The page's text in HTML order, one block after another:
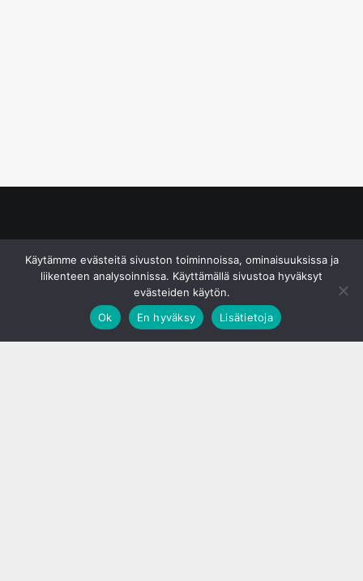
Käytämme evästeitä sivuston toiminnoissa, ominaisuuksissa ja
liikenteen analysoinnissa. Käyttämällä sivustoa hyväksyt
evästeiden käytön.
Ok
En hyväksy Lisätietoja